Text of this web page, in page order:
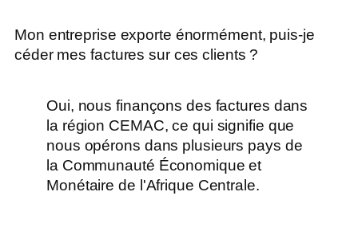
Mon entreprise exporte énormément, puis-je
céder mes factures sur ces clients ?
Oui, nous finançons des factures dans
la région CEMAC, ce qui signifie que
nous opérons dans plusieurs pays de
la Communauté Économique et
Monétaire de l'Afrique Centrale.